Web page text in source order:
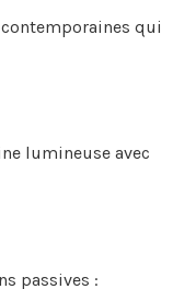
qui
lumineuse avec
passives :